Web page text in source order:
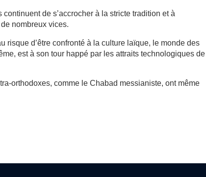
de s’accrocher à la stricte tradition et à
nombreux vices.
risque d’être confronté à la culture laïque, le monde des
est à son tour happé par les attraits technologiques de
orthodoxes, comme le Chabad messianiste, ont même